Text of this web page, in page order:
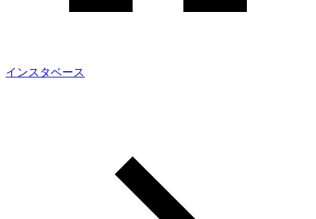
インスタベース